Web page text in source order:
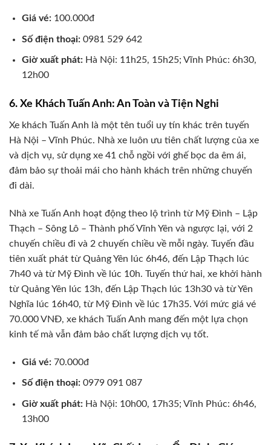
Giá vé:100.000đ
Số điện thoại:0981 529 642
Giờ xuất phát:Hà Nội: 11h25, 15h25; Vĩnh Phúc: 6h30,
12h00
6. Xe Khách Tuấn Anh: An Toàn và Tiện Nghi
Xe khách Tuấn Anh là một tên tuổi uy tín khác trên tuyến
Hà Nội – Vĩnh Phúc. Nhà xe luôn ưu tiên chất lượng của xe
và dịch vụ, sử dụng xe 41 chỗ ngồi với ghế bọc da êm ái,
đảm bảo sự thoải mái cho hành khách trên những chuyến
đi dài.
Nhà xe Tuấn Anh hoạt động theo lộ trình từ Mỹ Đình – Lập
Thạch – Sông Lô – Thành phố Vĩnh Yên và ngược lại, với 2
chuyến chiều đi và 2 chuyến chiều về mỗi ngày. Tuyến đầu
tiên xuất phát từ Quảng Yên lúc 6h46, đến Lập Thạch lúc
7h40 và từ Mỹ Đình về lúc 10h. Tuyến thứ hai, xe khởi hành
từ Quảng Yên lúc 13h, đến Lập Thạch lúc 13h30 và từ Yên
Nghĩa lúc 16h40, từ Mỹ Đình về lúc 17h35. Với mức giá vé
70.000 VNĐ, xe khách Tuấn Anh mang đến một lựa chọn
kinh tế mà vẫn đảm bảo chất lượng dịch vụ tốt.
Giá vé:70.000đ
Số điện thoại:0979 091 087
Giờ xuất phát:Hà Nội: 10h00, 17h35; Vĩnh Phúc: 6h46,
13h00